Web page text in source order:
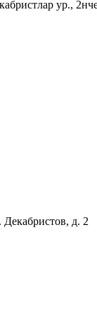
ур.,
Декабристов, д. 2